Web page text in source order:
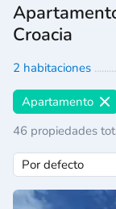
Croacia
2 habitaciones
Apartamento
46 propiedades